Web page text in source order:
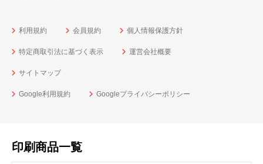
利用規約 会員規約 個人情報保護方針
特定商取引法に基づく表示 運営会社概要
サイトマップ
Google利用規約 Googleプライバシーポリシー
印刷商品一覧